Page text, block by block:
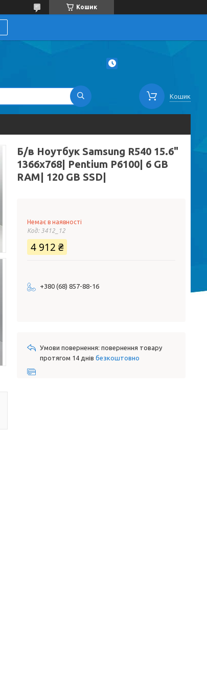
Кошик
Кошик
Б/в Ноутбук Samsung R540 15.6"
1366x768| Pentium P6100| 6 GB
RAM| 120 GB SSD|
Немає в наявності
Код: 3412_12
4 912 ₴
+380 (68) 857-88-16
повернення товару
протягом 14 днів безкоштовно